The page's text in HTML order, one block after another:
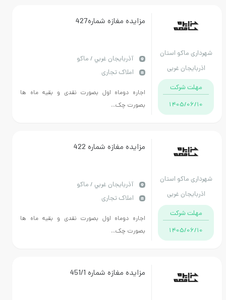
استان
غربی
مزایده مغازه شماره427
آذربايجان غربي / ماکو
املاک تجاری
اجاره دوماه اول بصورت نقدی و بقیه ماه ها
بصورت چک...
استان
غربی
مزایده مغازه شماره 422
آذربايجان غربي / ماکو
املاک تجاری
اجاره دوماه اول بصورت نقدی و بقیه ماه ها
بصورت چک...
مزایده مغازه شماره 451/1